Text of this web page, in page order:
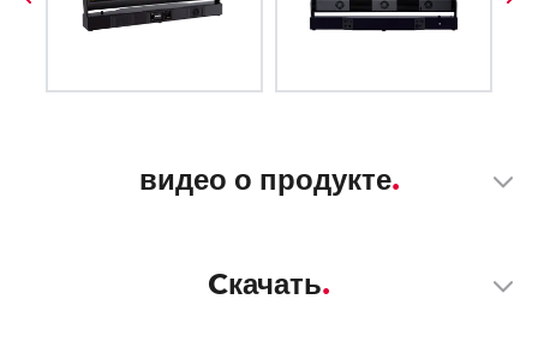
видео о продукте
Cкачать